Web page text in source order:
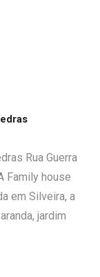
Rua Guerra
Family house
em Silveira, a
jardim